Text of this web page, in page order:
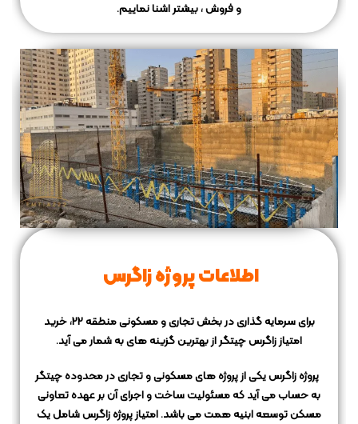
و فروش ، بیشتر اشنا نماییم.
اطلاعات پروژه زاگرس
برای سرمایه گذاری در بخش تجاری و مسکونی منطقه 22، خرید
امتیاز زاگرس چیتگر از بهترین گزینه های به شمار می آید.
پروژه زاگرس یکی از پروژه های مسکونی و تجاری در محدوده چیتگر
به حساب می آیدکه مسئولیت ساخت و اجرای آن بر عهده تعاونی
مسکن توسعه ابنیه همت می باشد.امتیاز پروژه زاگرس شامل یک